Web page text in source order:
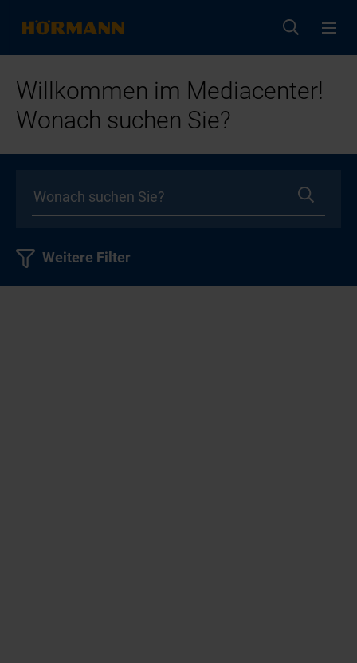
Willkommen im Mediacenter!
Wonach suchen Sie?
Weitere Filter